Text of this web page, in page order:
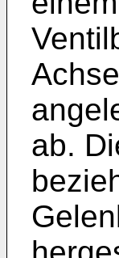
ab.